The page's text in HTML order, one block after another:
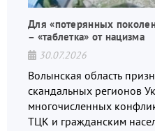
Для «потерянных
– «таблетка» от нацизма
30.07.2026
Волынская область
скандальных регионов
многочисленных
ТЦК и гражданским